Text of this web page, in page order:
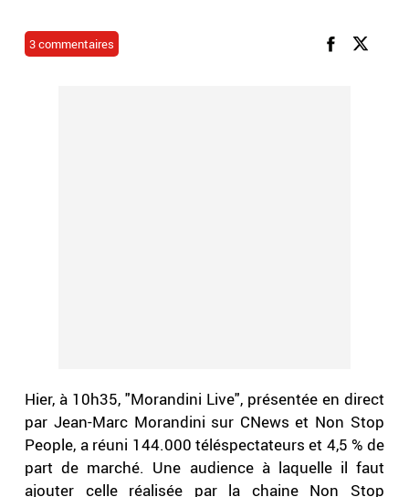
3 commentaires
Hier, à 10h35, "Morandini Live", présentée en direct
par Jean-Marc Morandini sur CNews et Non Stop
People, a réuni 144.000 téléspectateurs et 4,5 % de
part de marché. Une audience à laquelle il faut
ajouter celle réalisée par la chaine Non Stop